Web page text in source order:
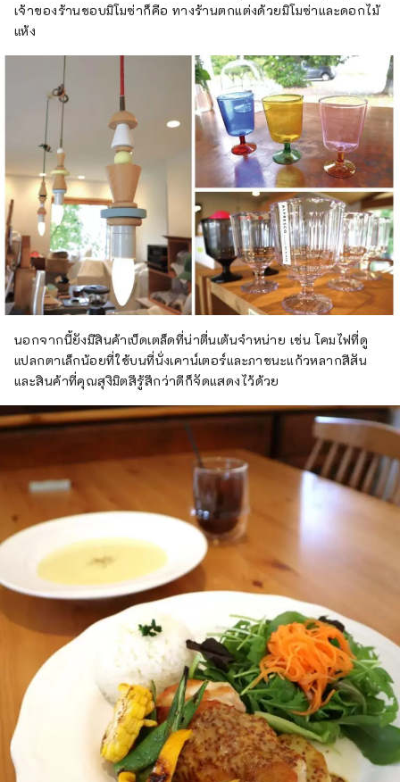
เจ้าของร้านชอบมิโมซ่าก็คือ ทางร้านตกแต่งด้วยมิโมซ่าและดอกไม้
แห้ง
นอกจากนี้ยังมีสินค้าเบ็ดเตล็ดที่น่าตื่นเต้นจำหน่าย เช่น โคมไฟที่ดู
แปลกตาเล็กน้อยที่ใช้บนที่นั่งเคาน์เตอร์และภาชนะแก้วหลากสีสัน
และสินค้าที่คุณสุงิมิตสึรู้สึกว่าดีก็จัดแสดงไว้ด้วย